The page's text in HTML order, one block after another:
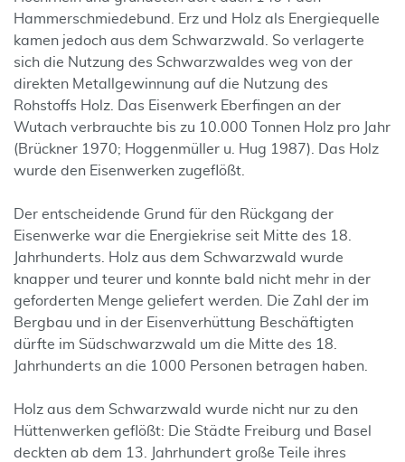
Hammerschmiedebund. Erz und Holz als Energiequelle
kamen jedoch aus dem Schwarzwald. So verlagerte
sich die Nutzung des Schwarzwaldes weg von der
direkten Metallgewinnung auf die Nutzung des
Rohstoffs Holz. Das Eisenwerk Eberfingen an der
Wutach verbrauchte bis zu 10.000 Tonnen Holz pro Jahr
(Brückner 1970; Hoggenmüller u. Hug 1987). Das Holz
wurde den Eisenwerken zugeflößt.
Der entscheidende Grund für den Rückgang der
Eisenwerke war die Energiekrise seit Mitte des 18.
Jahrhunderts. Holz aus dem Schwarzwald wurde
knapper und teurer und konnte bald nicht mehr in der
geforderten Menge geliefert werden. Die Zahl der im
Bergbau und in der Eisenverhüttung Beschäftigten
dürfte im Südschwarzwald um die Mitte des 18.
Jahrhunderts an die 1000 Personen betragen haben.
Holz aus dem Schwarzwald wurde nicht nur zu den
Hüttenwerken geflößt: Die Städte Freiburg und Basel
deckten ab dem 13. Jahrhundert große Teile ihres